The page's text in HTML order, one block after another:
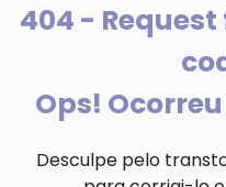
404 -
Ops!
Desculpe pelo